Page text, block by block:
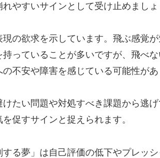
やすいサインとして受け止めましょ
現の欲求を示しています。飛ぶ感覚
っていることが多いですが、飛べ
不安や障害を感じている可能性があ
けたい問題や対処すべき課題から逃
促すサインと捉えられます。
る夢」は自己評価の低下やプレッ